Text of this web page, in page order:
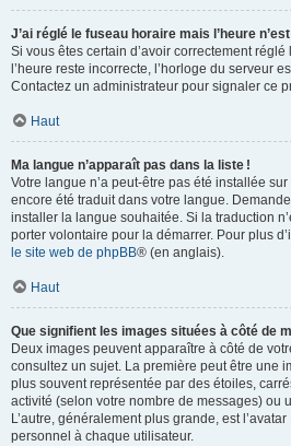
J’ai réglé le fuseau horaire mais l’heure
Si vous êtes certain d’avoir correctement
l’heure reste incorrecte, l’horloge du serveur
Contactez un administrateur pour signaler ce
Haut
Ma langue n’apparaît pas dans la liste !
Votre langue n’a peut-être pas été installée
encore été traduit dans votre langue.
installer la langue souhaitée. Si la traduction
porter volontaire pour la démarrer. Pour plus
le site web de phpBB® (en anglais).
Haut
Que signifient les images situées à côté de
Deux images peuvent apparaître à côté de
consultez un sujet. La première peut être une
plus souvent représentée par des étoiles,
activité (selon votre nombre de messages) ou
L’autre, généralement plus grande, est
personnel à chaque utilisateur.